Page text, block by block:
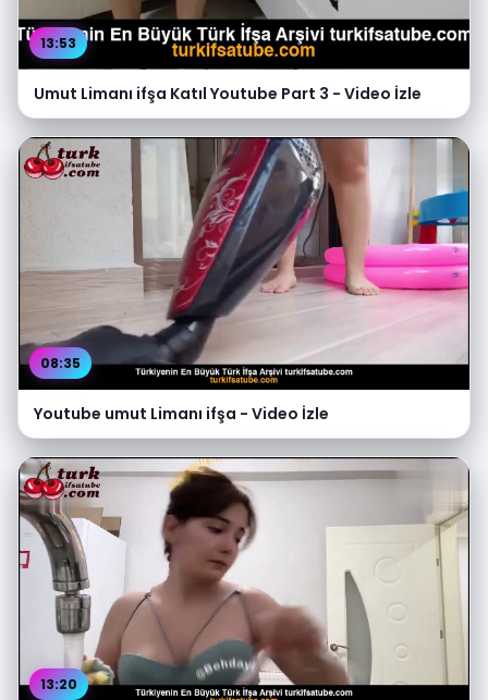
13:53
Umut Limanı ifşa Katıl Youtube Part 3 - Video İzle
08:35
Youtube umut Limanı ifşa - Video İzle
13:20